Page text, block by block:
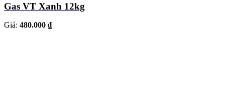
Gas VT Xanh 12kg
Giá: 480.000 ₫